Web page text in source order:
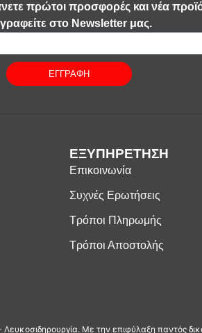
πρώτοι προσφορές και νέα
στο Newsletter μας.
ΕΓΓΡΑΦΗ
ΕΞΥΠΗΡΕΤΗΣΗ
Επικοινωνία
Συχνές Ερωτήσεις
Τρόποι Πληρωμής
Τρόποι Αποστολής
Με την επιφύλαξη παντός